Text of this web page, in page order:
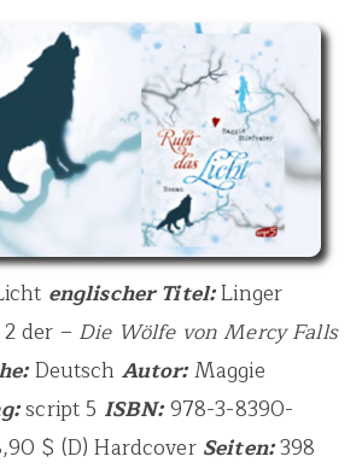
englischer Titel:Linger
der – Die Wölfe von Mercy Falls
Deutsch Autor:Maggie
script 5 ISBN:978-3-8390-
$ (D) Hardcover Seiten:398